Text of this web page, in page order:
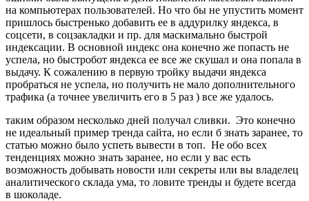
на компьютерах пользователей. Но что бы не упустить момент
пришлось быстренько добавить ее в аддурилку яндекса, в
соцсети, в соцзакладки и пр. для маскимально быстрой
индексации. В основной индекс она конечно же попасть не
успела, но быстробот яндекса ее все же скушал и она попала в
выдачу. К сожалению в первую тройку выдачи яндекса
пробраться не успела, но получить не мало дополнительного
трафика (а точнее увеличить его в 5 раз ) все же удалось.
таким образом несколько дней получал сливки. Это конечно
не идеальный пример тренда сайта, но если б знать заранее, то
статью можно было успеть вывести в топ. Не обо всех
тенденциях можно знать заранее, но если у вас есть
возможность добывать новости или секреты или вы владелец
аналитического склада ума, то ловите тренды и будете всегда
в шоколаде.